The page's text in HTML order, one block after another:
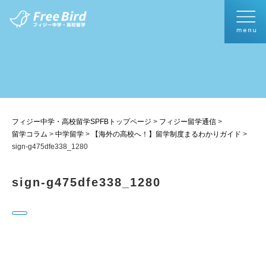
フィジー中学・高校留学SPFBトップページ > フィジー留学通信 >
留学コラム > 中学留学 > 【海外の高校へ！】留学制度まるわかりガイド >
sign-g475dfe338_1280
sign-g475dfe338_1280